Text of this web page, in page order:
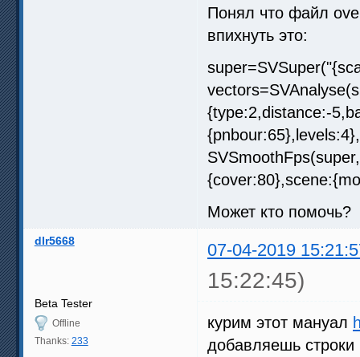
Понял что файл
впихнуть это:
{type:2,distance:-
Может кто помочь?
dlr5668 07-04-2019
15:22:45)
Beta Tester
Offline
Thanks: 233
курим этот мануал
добавляешь